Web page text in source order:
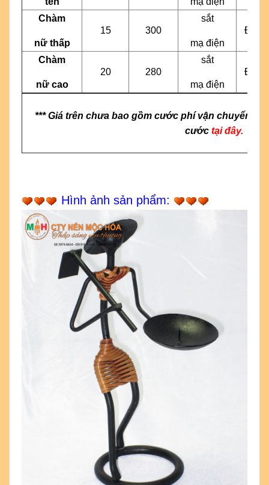
Chàm
nữ thấp
15 300
sắt
mạ điện
Đen
Chàm
nữ cao
20 280
sắt
mạ điện
Đen
*** Giá trên chưa bao gồm cước phí vận chuyển &
cướctại đây.
Hình ảnh sản phẩm: